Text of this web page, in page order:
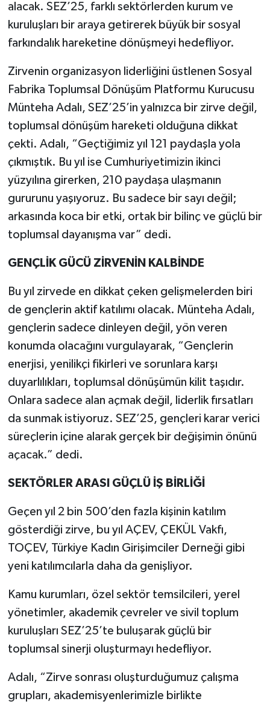
alacak. SEZ’25, farklı sektörlerden kurum ve
kuruluşları bir araya getirerek büyük bir sosyal
farkındalık hareketine dönüşmeyi hedefliyor.
Zirvenin organizasyon liderliğini üstlenen Sosyal
Fabrika Toplumsal Dönüşüm Platformu Kurucusu
Münteha Adalı, SEZ’25’in yalnızca bir zirve değil,
toplumsal dönüşüm hareketi olduğuna dikkat
çekti. Adalı, “Geçtiğimiz yıl 121 paydaşla yola
çıkmıştık. Bu yıl ise Cumhuriyetimizin ikinci
yüzyılına girerken, 210 paydaşa ulaşmanın
gururunu yaşıyoruz. Bu sadece bir sayı değil;
arkasında koca bir etki, ortak bir bilinç ve güçlü bir
toplumsal dayanışma var” dedi.
GENÇLİK GÜCÜ ZİRVENİN KALBİNDE
Bu yıl zirvede en dikkat çeken gelişmelerden biri
de gençlerin aktif katılımı olacak. Münteha Adalı,
gençlerin sadece dinleyen değil, yön veren
konumda olacağını vurgulayarak, “Gençlerin
enerjisi, yenilikçi fikirleri ve sorunlara karşı
duyarlılıkları, toplumsal dönüşümün kilit taşıdır.
Onlara sadece alan açmak değil, liderlik fırsatları
da sunmak istiyoruz. SEZ’25, gençleri karar verici
süreçlerin içine alarak gerçek bir değişimin önünü
açacak.” dedi.
SEKTÖRLER ARASI GÜÇLÜ İŞ BİRLİĞİ
Geçen yıl 2 bin 500’den fazla kişinin katılım
gösterdiği zirve, bu yıl AÇEV, ÇEKÜL Vakfı,
TOÇEV, Türkiye Kadın Girişimciler Derneği gibi
yeni katılımcılarla daha da genişliyor.
Kamu kurumları, özel sektör temsilcileri, yerel
yönetimler, akademik çevreler ve sivil toplum
kuruluşları SEZ’25’te buluşarak güçlü bir
toplumsal sinerji oluşturmayı hedefliyor.
Adalı, “Zirve sonrası oluşturduğumuz çalışma
grupları, akademisyenlerimizle birlikte